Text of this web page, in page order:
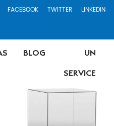
FACEBOOK TWITTER LINKEDIN
BLOG
UN
SERVICE